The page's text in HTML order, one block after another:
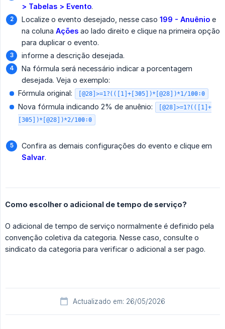
> Tabelas > Evento.
Localize o evento desejado, nesse caso 199 - Anuênio e
na coluna Ações ao lado direito e clique na primeira opção
para duplicar o evento.
informe a descrição desejada.
Na fórmula será necessário indicar a porcentagem
desejada. Veja o exemplo:
Fórmula original:
[@28]>=1?(([1]+[305])*[@28])*1/100:0
Nova fórmula indicando 2% de anuênio:
[@28]>=1?(([1]+
[305])*[@28])*2/100:0
Confira as demais configurações do evento e clique em
Salvar.
Como escolher o adicional de tempo de serviço?
O adicional de tempo de serviço normalmente é definido pela
convenção coletiva da categoria. Nesse caso, consulte o
sindicato da categoria para verificar o adicional a ser pago.
Actualizado em: 26/05/2026